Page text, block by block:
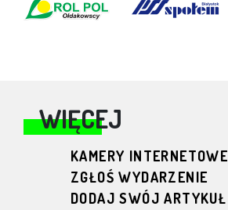
WIĘCEJ
KAMERY INTERNETOWE
ZGŁOŚ WYDARZENIE
DODAJ SWÓJ ARTYKUŁ